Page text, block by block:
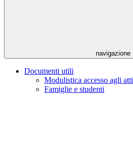
navigazione
Documenti utili
Modulistica accesso agli atti
Famiglie e studenti